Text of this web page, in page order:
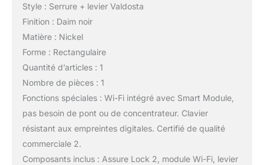
Style : Serrure + levier Valdosta
Finition : Daim noir
Matière : Nickel
Forme : Rectangulaire
Quantité d’articles : 1
Nombre de pièces : 1
Fonctions spéciales : Wi-Fi intégré avec Smart Module,
pas besoin de pont ou de concentrateur. Clavier
résistant aux empreintes digitales. Certifié de qualité
commerciale 2.
Composants inclus : Assure Lock 2, module Wi-Fi, levier